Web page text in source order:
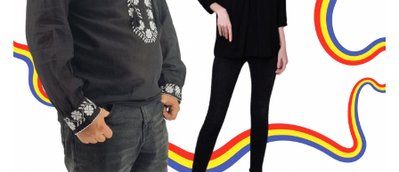
Tricouri
Treninguri
Ii traditionale
Rochii traditionale
Rochii Elegante
Costume populare
Jucarii